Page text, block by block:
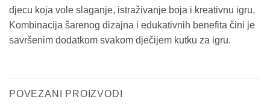
djecu koja vole slaganje, istraživanje boja i kreativnu igru.
Kombinacija šarenog dizajna i edukativnih benefita čini je
savršenim dodatkom svakom dječijem kutku za igru.
POVEZANI PROIZVODI